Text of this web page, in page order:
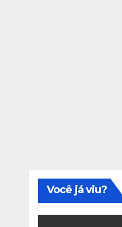
Você já viu?